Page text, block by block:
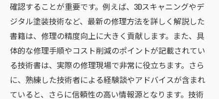
確認することが重要です。例えば、3Dスキャニングやデ
ジタル塗装技術など、最新の修理方法を詳しく解説した
書籍は、修理の精度向上に大きく貢献します。また、具
体的な修理手順やコスト削減のポイントが記載されてい
る技術書は、実際の修理現場で非常に役立ちます。さら
に、熟練した技術者による経験談やアドバイスが含まれ
ていると、さらに信頼性の高い情報源となります。技術